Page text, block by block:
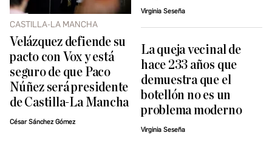
CASTILLA-LA MANCHA
Velázquez defiende su
pacto con Vox y está
seguro de que Paco
Núñez será presidente
de Castilla-La Mancha
César Sánchez Gómez
Virginia Seseña
La queja vecinal de
hace 233 años que
demuestra que el
botellón no es un
problema moderno
Virginia Seseña